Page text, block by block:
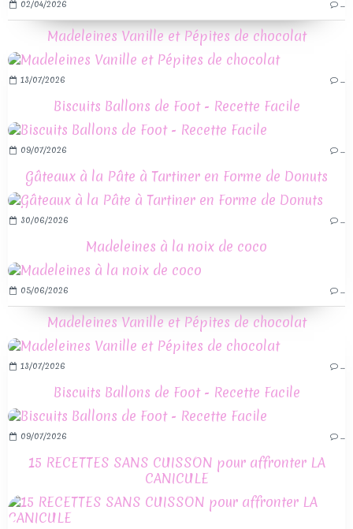
02/04/2026
Madeleines Vanille et Pépites de chocolat
13/07/2026
Biscuits Ballons de Foot - Recette Facile
09/07/2026
Gâteaux à la Pâte à Tartiner en Forme de Donuts
30/06/2026
Madeleines à la noix de coco
05/06/2026
Madeleines Vanille et Pépites de chocolat
13/07/2026
Biscuits Ballons de Foot - Recette Facile
09/07/2026
15 RECETTES SANS CUISSON pour affronter LA
CANICULE